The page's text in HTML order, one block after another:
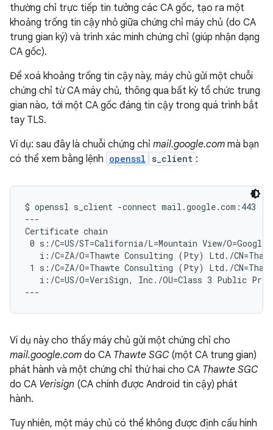
thường chỉ trực tiếp tin tưởng các CA gốc, tạo ra một
khoảng trống tin cậy nhỏ giữa chứng chỉ máy chủ (do CA
trung gian ký) và trình xác minh chứng chỉ (giúp nhận dạng
CA gốc).
Để xoá khoảng trống tin cậy này, máy chủ gửi một chuỗi
chứng chỉ từ CA máy chủ, thông qua bất kỳ tổ chức trung
gian nào, tới một CA gốc đáng tin cậy trong quá trình bắt
tay TLS.
Ví dụ: sau đây là chuỗi chứng chỉ mail.google.com mà bạn
có thể xem bằng lệnh openssl s_client :
$ openssl s_client -connect mail.google.com:443
---
Certificate chain
0 s:/C=US/ST=California/L=Mountain View/O=Google
i:/C=ZA/O=Thawte Consulting (Pty) Ltd./
1 s:/C=ZA/O=Thawte Consulting (Pty) Ltd./
i:/C=US/O=VeriSign, Inc./OU=Class 3 Public
Ví dụ này cho thấy máy chủ gửi một chứng chỉ cho
mail.google.com do CA Thawte SGC(một CA trung gian)
phát hành và một chứng chỉ thứ hai cho CA Thawte SGC
do CA Verisign (CA chính được Android tin cậy) phát
hành.
Tuy nhiên, một máy chủ có thể không được định cấu hình